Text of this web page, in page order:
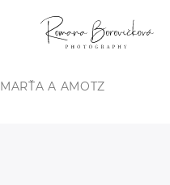
MARŤA A AMOTZ